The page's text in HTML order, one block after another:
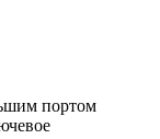
портом